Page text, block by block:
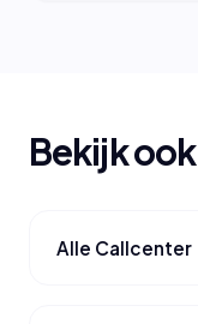
Bekijk ook
Alle Callcenter